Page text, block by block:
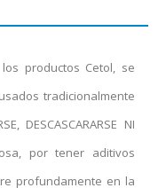
los productos Cetol, se
tradicionalmente
DESCASCARARSE NI
por tener aditivos
profundamente en la